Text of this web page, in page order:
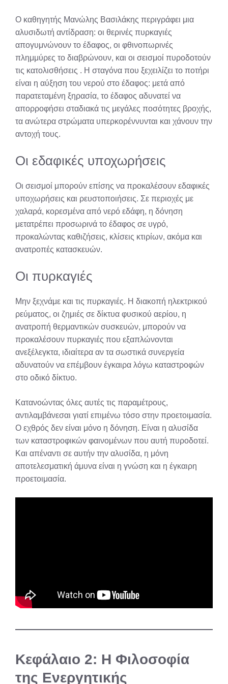
Ο καθηγητής Μανώλης Βασιλάκης περιγράφει μια
αλυσιδωτή αντίδραση: οι θερινές πυρκαγιές
απογυμνώνουν το έδαφος, οι φθινοπωρινές
πλημμύρες το διαβρώνουν, και οι σεισμοί πυροδοτούν
τις κατολισθήσεις . Η σταγόνα που ξεχειλίζει το ποτήρι
είναι η αύξηση του νερού στο έδαφος: μετά από
παρατεταμένη ξηρασία, το έδαφος αδυνατεί να
απορροφήσει σταδιακά τις μεγάλες ποσότητες βροχής,
τα ανώτερα στρώματα υπερκορέννυνται και χάνουν την
αντοχή τους.
Οι εδαφικές υποχωρήσεις
Οι σεισμοί μπορούν επίσης να προκαλέσουν εδαφικές
υποχωρήσεις και ρευστοποιήσεις. Σε περιοχές με
χαλαρά, κορεσμένα από νερό εδάφη, η δόνηση
μετατρέπει προσωρινά το έδαφος σε υγρό,
προκαλώντας καθιζήσεις, κλίσεις κτιρίων, ακόμα και
ανατροπές κατασκευών.
Οι πυρκαγιές
Μην ξεχνάμε και τις πυρκαγιές. Η διακοπή ηλεκτρικού
ρεύματος, οι ζημιές σε δίκτυα φυσικού αερίου, η
ανατροπή θερμαντικών συσκευών, μπορούν να
προκαλέσουν πυρκαγιές που εξαπλώνονται
ανεξέλεγκτα, ιδιαίτερα αν τα σωστικά συνεργεία
αδυνατούν να επέμβουν έγκαιρα λόγω καταστροφών
στο οδικό δίκτυο.
Κατανοώντας όλες αυτές τις παραμέτρους,
αντιλαμβάνεσαι γιατί επιμένω τόσο στην προετοιμασία.
Ο εχθρός δεν είναι μόνο η δόνηση. Είναι η αλυσίδα
των καταστροφικών φαινομένων που αυτή πυροδοτεί.
Και απέναντι σε αυτήν την αλυσίδα, η μόνη
αποτελεσματική άμυνα είναι η γνώση και η έγκαιρη
προετοιμασία.
Κεφάλαιο 2: Η Φιλοσοφία
της Ενεργητικής